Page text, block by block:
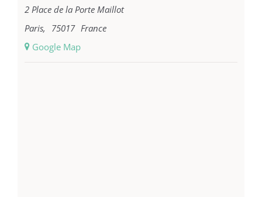
2 Place de la Porte Maillot
Paris, 75017 France
+ Google Map